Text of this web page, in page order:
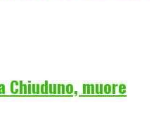
muore